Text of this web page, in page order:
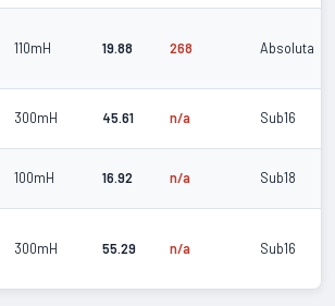
110mH 19.88 268 Absoluta
300mH 45.61 n/a Sub16
100mH 16.92 n/a Sub18
300mH 55.29 n/a Sub16